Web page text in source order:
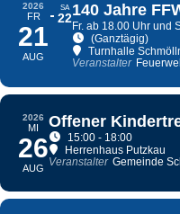
2026
FR
21
AUG
SA
22140 Jahre
Fr. ab 18.00 Uhr und
(Ganztägig)
Turnhalle
Veranstalter
2026
MI
26
AUG
Offener
15:00 - 18:00
Herrenhaus Putzkau
Veranstalter Gemeinde